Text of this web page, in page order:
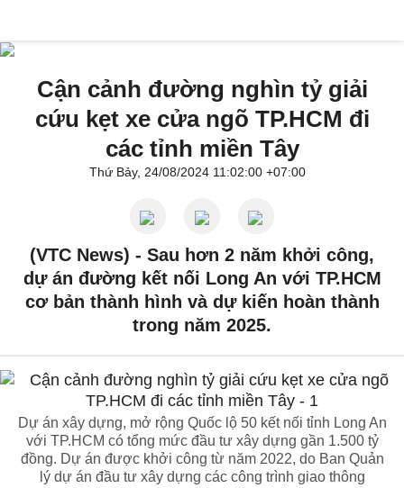
Cận cảnh đường nghìn tỷ giải
cứu kẹt xe cửa ngõ TP.HCM đi
các tỉnh miền Tây
Thứ Bảy, 24/08/2024 11:02:00 +07:00
(VTC News) - Sau hơn 2 năm khởi công,
dự án đường kết nối Long An với TP.HCM
cơ bản thành hình và dự kiến hoàn thành
trong năm 2025.
Dự án xây dựng, mở rộng Quốc lộ 50 kết nối tỉnh Long An
với TP.HCM có tổng mức đầu tư xây dựng gần 1.500 tỷ
đồng. Dự án được khởi công từ năm 2022, do Ban Quản
lý dự án đầu tư xây dựng các công trình giao thông